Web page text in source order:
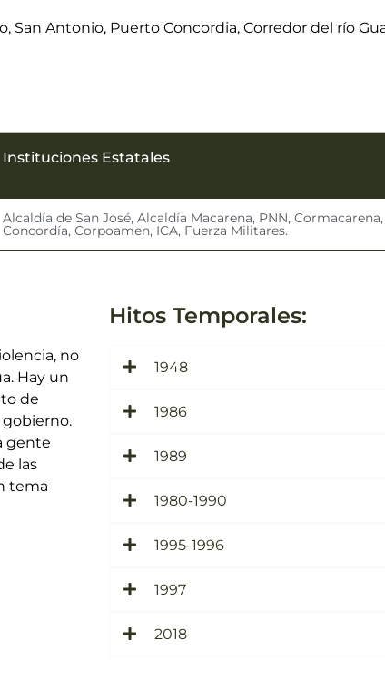
San Antonio, Puerto Concordia, Corredor del río
Instituciones Estatales
Alcaldía de San José, Alcaldía Macarena, PNN,
Concordía, Corpoamen, ICA, Fuerza Militares.
no
Hay un
de
gente
las
tema
Hitos Temporales:
1948
1986
1989
1980-1990
1995-1996
1997
2018